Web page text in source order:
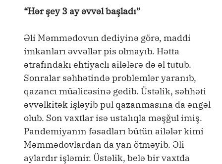
“Hər şey 3 ay əvvəl başladı”
Əli Məmmədovun dediyinə görə, maddi
imkanları əvvəllər pis olmayıb. Hətta
ətrafındakı ehtiyaclı ailələrə də əl tutub.
Sonralar səhhətində problemlər yaranıb,
qazancı müalicəsinə gedib. Üstəlik, səhhəti
əvvəlkitək işləyib pul qazanmasına da əngəl
olub. Son vaxtlar isə ustalıqla məşğul imiş.
Pandemiyanın fəsadları bütün ailələr kimi
Məmmədovlardan da yan ötməyib. Əli
aylardır işləmir. Üstəlik, belə bir vaxtda